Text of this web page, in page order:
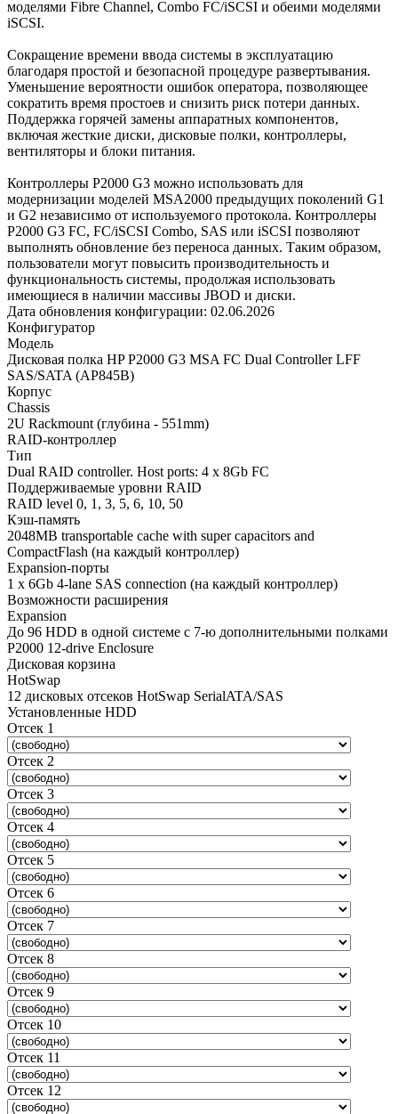
моделями Fibre Channel, Combo FC/iSCSI и обеими моделями
iSCSI.
Сокращение времени ввода системы в эксплуатацию
благодаря простой и безопасной процедуре развертывания.
Уменьшение вероятности ошибок оператора, позволяющее
сократить время простоев и снизить риск потери данных.
Поддержка горячей замены аппаратных компонентов,
включая жесткие диски, дисковые полки, контроллеры,
вентиляторы и блоки питания.
Контроллеры P2000 G3 можно использовать для
модернизации моделей MSA2000 предыдущих поколений G1
и G2 независимо от используемого протокола. Контроллеры
P2000 G3 FC, FC/iSCSI Combo, SAS или iSCSI позволяют
выполнять обновление без переноса данных. Таким образом,
пользователи могут повысить производительность и
функциональность системы, продолжая использовать
имеющиеся в наличии массивы JBOD и диски.
Дата обновления конфигурации: 02.06.2026
Конфигуратор
Модель
Дисковая полка HP P2000 G3 MSA FC Dual Controller LFF
SAS/SATA (AP845B)
Корпус
Chassis
2U Rackmount (глубина - 551mm)
RAID-контроллер
Тип
Dual RAID controller. Host ports: 4 x 8Gb FC
Поддерживаемые уровни RAID
RAID level 0, 1, 3, 5, 6, 10, 50
Кэш-память
2048MB transportable cache with super capacitors and
CompactFlash (на каждый контроллер)
Expansion-порты
1 x 6Gb 4-lane SAS connection (на каждый контроллер)
Возможности расширения
Expansion
До 96 HDD в одной системе с 7-ю дополнительными полками
P2000 12-drive Enclosure
Дисковая корзина
HotSwap
12 дисковых отсеков HotSwap SerialATA/SAS
Установленные HDD
Отсек 1
Отсек 2
Отсек 3
Отсек 4
Отсек 5
Отсек 6
Отсек 7
Отсек 8
Отсек 9
Отсек 10
Отсек 11
Отсек 12